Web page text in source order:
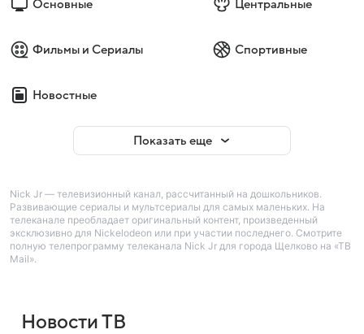
Основные Центральные
Фильмы и Сериалы Спортивные
Новостные
Показать еще
Nick Jr — телевизионный канал, рассчитанный на дошкольников.
Развивающие сериалы и мультсериалы для самых маленьких. На
телеканале преобладает оригинальный контент, произведенный
эксклюзивно для Nickelodeon или при участии последнего. Смотрите
полную телепрограмму телеканала Nick Jr для города Щелково на «ТВ
Mail».
Новости ТВ